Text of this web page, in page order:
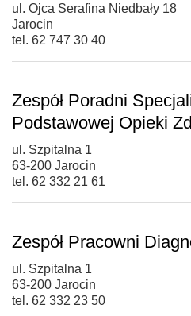
ul. Ojca Serafina Niedbały 18
Jarocin
tel. 62 747 30 40
Zespół Poradni
Podstawowej Opieki
ul. Szpitalna 1
63-200 Jarocin
tel. 62 332 21 61
Zespół Pracowni
ul. Szpitalna 1
63-200 Jarocin
tel. 62 332 23 50